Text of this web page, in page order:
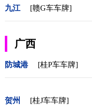
九江 [赣G车车牌]
广西
防城港 [桂P车车牌]
贺州 [桂J车车牌]